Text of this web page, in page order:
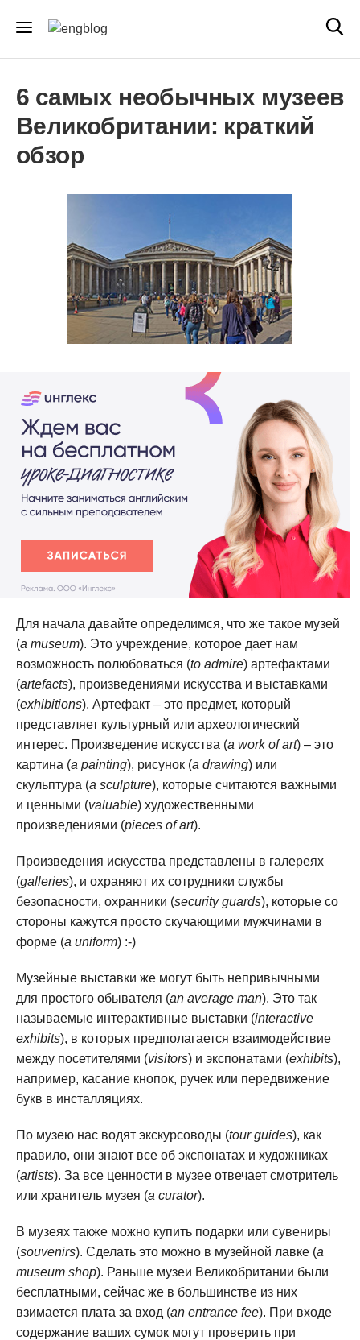
6 самых необычных музеев
Великобритании: краткий
обзор
Для начала давайте определимся, что же такое музей
(a museum). Это учреждение, которое дает нам
возможность полюбоваться (to admire) артефактами
(artefacts), произведениями искусства и выставками
(exhibitions). Артефакт – это предмет, который
представляет культурный или археологический
интерес. Произведение искусства (a work of art) – это
картина (a painting), рисунок (a drawing) или
скульптура (a sculpture), которые считаются важными
и ценными (valuable) художественными
произведениями (pieces of art).
Произведения искусства представлены в галереях
(galleries), и охраняют их сотрудники службы
безопасности, охранники (security guards), которые со
стороны кажутся просто скучающими мужчинами в
форме (a uniform) :-)
Музейные выставки же могут быть непривычными
для простого обывателя (an average man). Это так
называемые интерактивные выставки (interactive
exhibits), в которых предполагается взаимодействие
между посетителями (visitors) и экспонатами (exhibits),
например, касание кнопок, ручек или передвижение
букв в инсталляциях.
По музею нас водят экскурсоводы (tour guides), как
правило, они знают все об экспонатах и художниках
(artists). За все ценности в музее отвечает смотритель
или хранитель музея (a curator).
В музеях также можно купить подарки или сувениры
(souvenirs). Сделать это можно в музейной лавке (a
museum shop). Раньше музеи Великобритании были
бесплатными, сейчас же в большинстве из них
взимается плата за вход (an entrance fee). При входе
содержание ваших сумок могут проверить при